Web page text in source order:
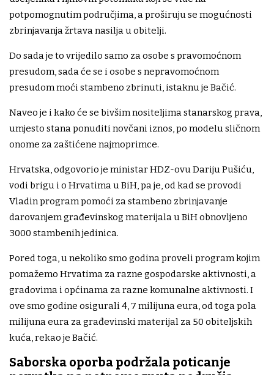
potpomognutim područjima, a proširuju se mogućnosti
zbrinjavanja žrtava nasilja u obitelji.
Do sada je to vrijedilo samo za osobe s pravomoćnom
presudom, sada će se i osobe s nepravomoćnom
presudom moći stambeno zbrinuti, istaknu je Bačić.
Naveo je i kako će se bivšim nositeljima stanarskog prava,
umjesto stana ponuditi novčani iznos, po modelu sličnom
onome za zaštićene najmoprimce.
Hrvatska, odgovorio je ministar HDZ-ovu Dariju Pušiću,
vodi brigu i o Hrvatima u BiH, pa je, od kad se provodi
Vladin program pomoći za stambeno zbrinjavanje
darovanjem građevinskog materijala u BiH obnovljeno
3000 stambenih jedinica.
Pored toga, u nekoliko smo godina proveli program kojim
pomažemo Hrvatima za razne gospodarske aktivnosti, a
gradovima i općinama za razne komunalne aktivnosti. I
ove smo godine osigurali 4, 7 milijuna eura, od toga pola
milijuna eura za građevinski materijal za 50 obiteljskih
kuća, rekao je Bačić.
Saborska oporba podržala poticanje